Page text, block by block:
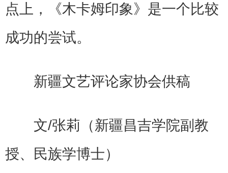
点上，《木卡姆印象》是一个比较
成功的尝试。
新疆文艺评论家协会供稿
文/张莉（新疆昌吉学院副教
授、民族学博士）